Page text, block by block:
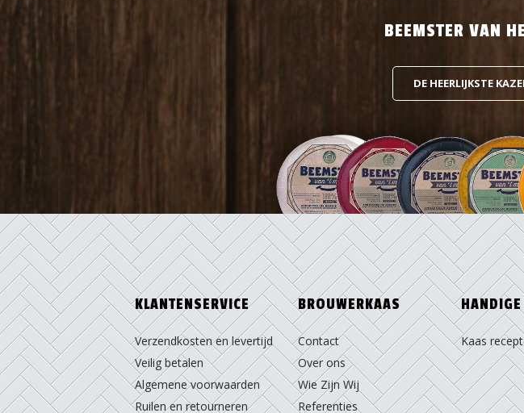
BEEMSTER VAN
DE HEERLIJKSTE
KLANTENSERVICE
Verzendkosten en levertijd
Veilig betalen
Algemene voorwaarden
Ruilen en retourneren
BROUWERKAAS
Contact
Over ons
Wie Zijn Wij
Referenties
Kaas